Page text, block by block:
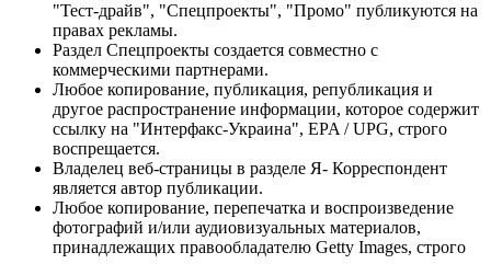
"Тест-драйв", "Спецпроекты", "Промо" публикуются на
правах рекламы.
Раздел Спецпроекты создается совместно с
коммерческими партнерами.
Любое копирование, публикация, републикация и
другое распространение информации, которое содержит
ссылку на "Интерфакс-Украина", EPA / UPG, строго
воспрещается.
Владелец веб-страницы в разделе Я- Корреспондент
является автор публикации.
Любое копирование, перепечатка и воспроизведение
фотографий и/или аудиовизуальных материалов,
принадлежащих правообладателю Getty Images, строго